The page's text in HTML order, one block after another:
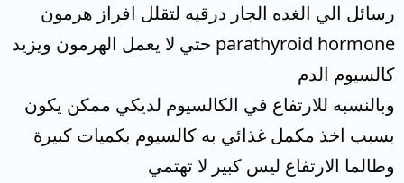
رسائل الي الغده الجار درقيه لتقلل افراز هرمون
parathyroid hormone حتي لا يعمل الهرمون ويزيد
كالسيوم الدم
وبالنسبه للارتفاع في الكالسيوم لديكي ممكن يكون
بسبب اخذ مكمل غذائي به كالسيوم بكميات كبيرة
وطالما الارتفاع ليس كبير لا تهتمي